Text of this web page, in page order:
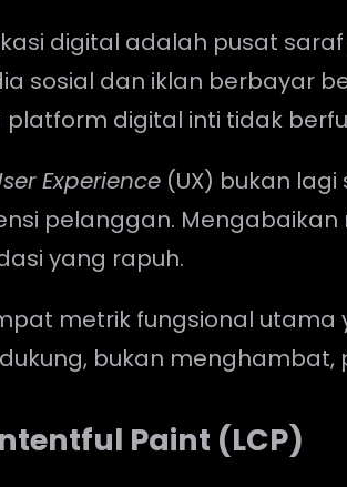
digital adalah pusat saraf
sosial dan iklan berbayar
digital inti tidak
Experience (UX) bukan
pelanggan.
yang rapuh.
metrik fungsional
bukan menghambat,
Paint (LCP)